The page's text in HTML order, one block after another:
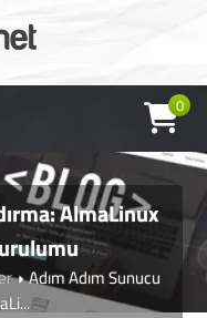
0
AlmaLinux
Adım Adım Sunucu